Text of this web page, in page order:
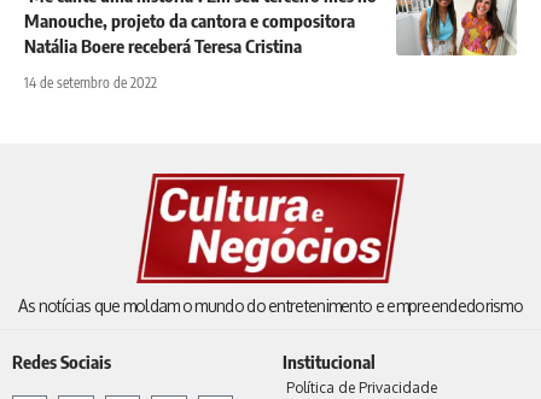
Manouche, projeto da cantora e compositora
Natália Boere receberá Teresa Cristina
14 de setembro de 2022
As notícias que moldam o mundo do entretenimento e empreendedorismo
Redes Sociais Institucional
Política de Privacidade